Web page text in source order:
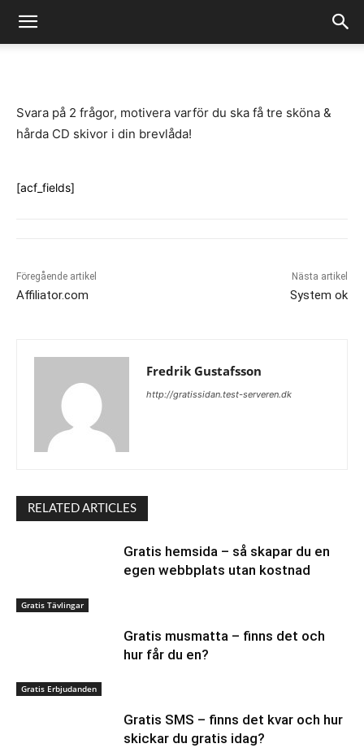
Svara på 2 frågor, motivera varför du ska få tre sköna &
hårda CD skivor i din brevlåda!
[acf_fields]
Föregående artikel
Affiliator.com
Nästa artikel
System ok
Fredrik Gustafsson
http://gratissidan.test-serveren.dk
RELATED ARTICLES
Gratis Tävlingar
Gratis hemsida – så skapar du en
egen webbplats utan kostnad
Gratis Erbjudanden
Gratis musmatta – finns det och
hur får du en?
Gratis SMS – finns det kvar och hur
skickar du gratis idag?